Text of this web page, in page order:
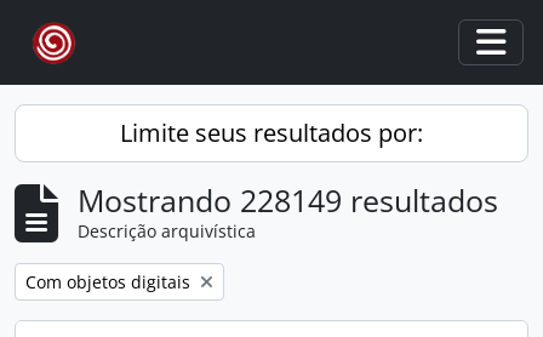
Skip to main content
Limite seus resultados por:
Mostrando 228149 resultados
Descrição arquivística
Remover filtro:
Com objetos digitais